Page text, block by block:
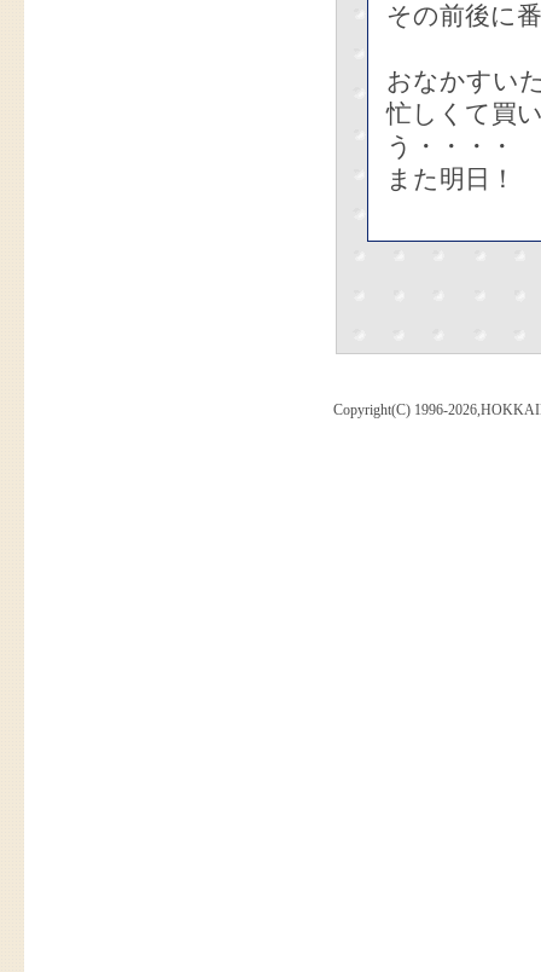
その前後に
おなかすい
忙しくて買
う・・・・
また明日！
Copyright(C) 1996-